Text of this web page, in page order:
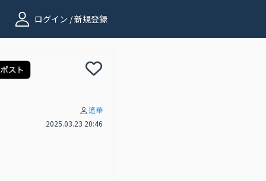
ログイン / 新規登録
遙華
2025.03.23 20:46